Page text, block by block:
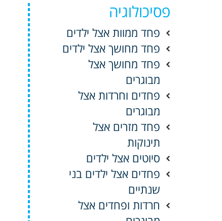
פסיכולוגיה
פחד ממוות אצל ילדים
פחד מחושך אצל ילדים
פחד מחושך אצל
מבוגרים
פחדים וחרדות אצל
מבוגרים
פחד מזרים אצל
תינוקות
סיוטים אצל ילדים
פחדים אצל ילדים בני
שנתיים
חרדות ופחדים אצל